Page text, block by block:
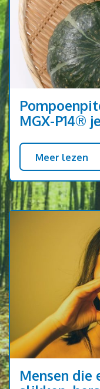
MGX-P14®
Meer lezen
Mensen die